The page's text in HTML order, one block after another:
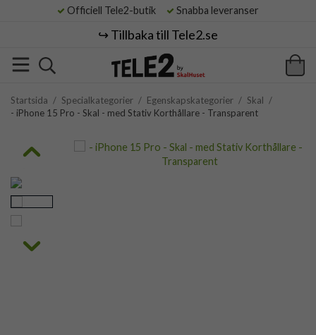
Officiell Tele2-butik Snabba leveranser
↪️ Tillbaka till Tele2.se
Startsida / Specialkategorier / Egenskapskategorier / Skal /
- iPhone 15 Pro - Skal - med Stativ Korthållare - Transparent